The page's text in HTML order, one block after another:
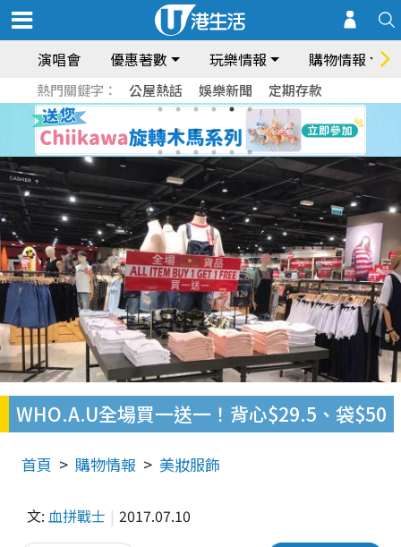
演唱會 優惠著數 玩樂情報 購物情報
熱門關鍵字： 公屋熱話 娛樂新聞 定期存款
WHO.A.U全場買一送一！背心$29.5、袋$50
首頁 購物情報 美妝服飾
文: 血拼戰士 2017.07.10